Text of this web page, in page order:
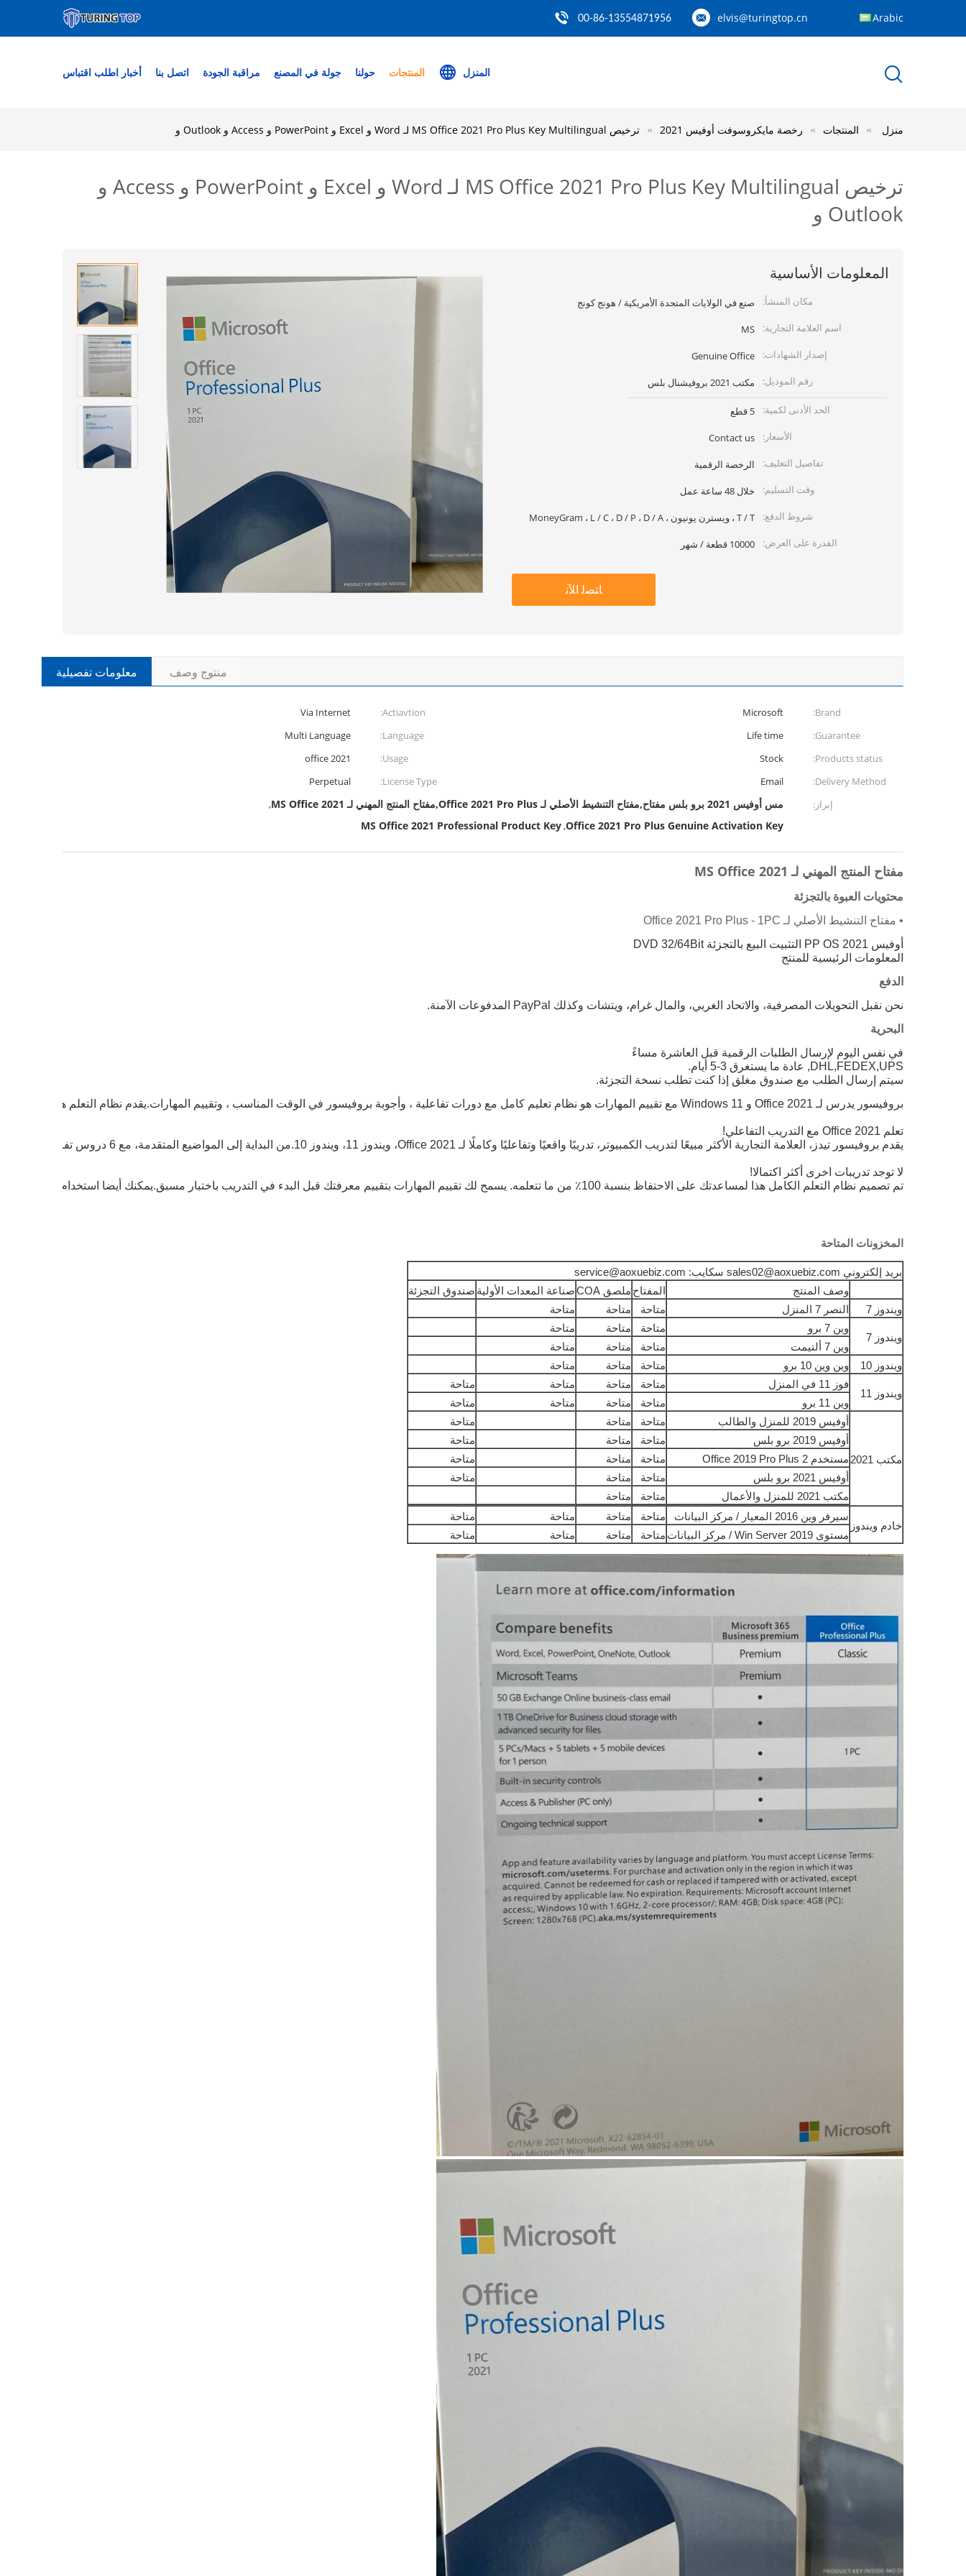
elvis@turingtop.cn
00-86-13554871956 Arabic
المنزل المنتجات حولنا جولة في المصنع مراقبة الجودة اتصل بنا أخبار اطلب اقتباس
منزل المنتجات رخصة مايكروسوفت أوفيس 2021 ترخيص MS Office 2021 Pro Plus Key Multilingual لـ Word و Excel و PowerPoint و Access و Outlook و
ترخيص MS Office 2021 Pro Plus Key Multilingual لـ Word و Excel و PowerPoint و Access و
Outlook و
المعلومات الأساسية
مكان المنشأ:
صنع في الولايات المتحدة الأمريكية / هونج كونج
اسم العلامة التجارية:
MS
إصدار الشهادات:
Genuine Office
رقم الموديل:
مكتب 2021 بروفيشنال بلس
الحد الأدنى لكمية:
5 قطع
الأسعار:
Contact us
تفاصيل التغليف:
الرخصة الرقمية
وقت التسليم:
خلال 48 ساعة عمل
شروط الدفع:
T / T ، ويسترن يونيون ، MoneyGram ، L / C ، D / P ، D / A
القدرة على العرض:
10000 قطعة / شهر
ﺎﺘﺼﻟ ﺍﻶﻧ
معلومات تفصيلية منتوج وصف
Brand:
Microsoft
Actiavtion:
Via Internet
Guarantee:
Life time
Language:
Multi Language
Products status:
Stock
Usage:
office 2021
Delivery Method:
Email
License Type:
Perpetual
إبراز:
مس أوفيس 2021 برو بلس مفتاح,مفتاح التنشيط الأصلي لـ Office 2021 Pro Plus,مفتاح المنتج المهني لـ MS Office 2021 ,
Office 2021 Pro Plus Genuine Activation Key
,
MS Office 2021 Professional Product Key
مفتاح المنتج المهني لـ MS Office 2021
محتويات العبوة بالتجزئة
• مفتاح التنشيط الأصلي لـ Office 2021 Pro Plus - 1PC
أوفيس 2021 PP OS التثبيت البيع بالتجزئة DVD 32/64Bit
المعلومات الرئيسية للمنتج
الدفع
نحن نقبل التحويلات المصرفية، والاتحاد الغربي، والمال غرام، ويتشات وكذلك PayPal المدفوعات الآمنة.
البحرية
في نفس اليوم لإرسال الطلبات الرقمية قبل العاشرة مساءً
DHL,FEDEX,UPS, عادة ما يستغرق 3-5 أيام.
سيتم إرسال الطلب مع صندوق مغلق إذا كنت تطلب نسخة التجزئة.
تم تصميم نظام التعلم الكامل هذا لمساعدتك على الاحتفاظ بنسبة 100٪ من ما تتعلمه. يسمح لك تقييم المهارات بتقييم معرفتك قبل البدء في التدريب باختبار مسبق.يمكنك أيضا استخدام تقييم المهارات مرة أخرى بعد الانتهاء من تعلمك الدورة لتقييم معرفتك وتحديد المناطق الضعيفة لمراجعتها. هناك أسئلة اختبار نهاية الفصل و علامات الاختيار للدرس المكتمل. الرواية الصوتية المهنية تسترشدك خلال عملية التعلم. الميزات الأخرى المضمنة هي القاموس،مؤشر البحث.
المخزونات المتاحة
بريد إلكتروني sales02@aoxuebiz.com سكايب: service@aoxuebiz.com
وصف المنتج
المفتاح ملصق COA صناعة المعدات الأولية صندوق التجزئة
ويندوز 7
النصر 7 المنزل متاحة متاحة متاحة
ويندوز 7
وين 7 برو متاحة متاحة
متاحة
وين 7 ألتيمت
متاحة متاحة
متاحة
ويندوز 10
وين وين 10 برو متاحة متاحة متاحة
ويندوز 11
فوز 11 في المنزل متاحة متاحة متاحة
متاحة
وين 11 برو
متاحة متاحة متاحة متاحة
مكتب 2021
أوفيس 2019 للمنزل والطالب متاحة متاحة
متاحة
أوفيس 2019 برو بلس
متاحة متاحة
متاحة
مستخدم Office 2019 Pro Plus 2
متاحة متاحة
متاحة
أوفيس 2021 برو بلس
متاحة متاحة
متاحة
مكتب 2021 للمنزل والأعمال
متاحة متاحة
خادم ويندوز
سيرفر وين 2016 المعيار / مركز البيانات متاحة متاحة متاحة
متاحة
مستوى Win Server 2019 / مركز البيانات
متاحة متاحة متاحة متاحة